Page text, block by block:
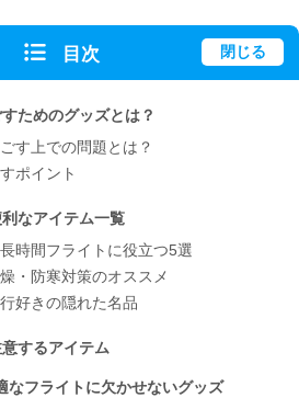
目次 閉じる
ためのグッズとは？
す上での問題とは？
ポイント
なアイテム一覧
時間フライトに役立つ5選
・防寒対策のオススメ
好きの隠れた名品
するアイテム
なフライトに欠かせないグッズ